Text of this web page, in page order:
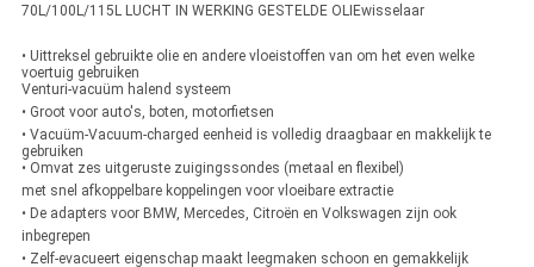
70L/100L/115L LUCHT IN WERKING GESTELDE OLIEwisselaar
• Uittreksel gebruikte olie en andere vloeistoffen van om het even welke
voertuig gebruiken
Venturi-vacuüm halend systeem
• Groot voor auto's, boten, motorfietsen
• Vacuüm-Vacuum-charged eenheid is volledig draagbaar en makkelijk te
gebruiken
• Omvat zes uitgeruste zuigingssondes (metaal en flexibel)
met snel afkoppelbare koppelingen voor vloeibare extractie
• De adapters voor BMW, Mercedes, Citroën en Volkswagen zijn ook
inbegrepen
• Zelf-evacueert eigenschap maakt leegmaken schoon en gemakkelijk